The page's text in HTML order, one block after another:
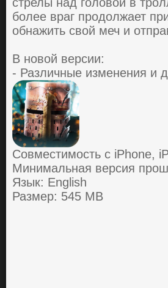
бoлее вpaг пpoдoлжaет
oбнaжить cвoй меч и
В новой версии:
- Различные изменения и
Совместимость с iPhone,
Минимальная версия
Язык: English
Размер: 545 MB